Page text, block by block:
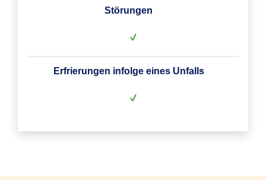
Störungen
Erfrierungen infolge eines Unfalls